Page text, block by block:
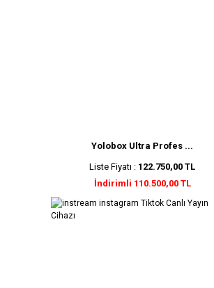
Yolobox Ultra Profes ...
Liste Fiyatı : 122.750,00 TL
İndirimli 110.500,00 TL